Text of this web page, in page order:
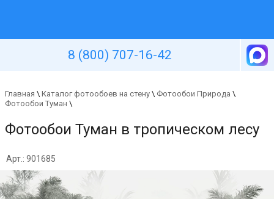
8 (800) 707-16-42
Главная \ Каталог фотообоев на стену \ Фотообои Природа \
Фотообои Туман \
Фотообои Туман в тропическом лесу
Арт.: 901685